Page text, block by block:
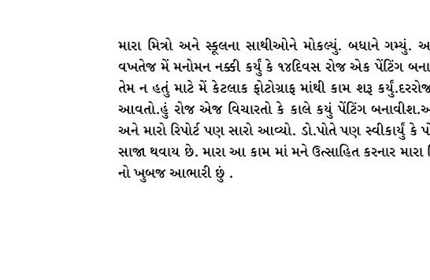
મારા મિત્રો અને સ્કૂલના સાથીઓને મોકલ્યું. બધાને ગમ્યું.
વખતેજ મેં મનોમન નક્કી કર્યું કે ૧૪દિવસ રોજ એક પેંટિંગ
તેમ ન હતું માટે મેં કેટલાક ફોટોગ્રાફ માંથી કામ શરૂ
આવતો.હું રોજ એજ વિચારતો કે કાલે કયું પેંટિંગ
અને મારો રિપોર્ટ પણ સારો આવ્યો. ડો.પોતે પણ સ્વીકાર્યું કે
સાજા થવાય છે. મારા આ કામ માં મને ઉત્સાહિત કરનાર મારા
નો ખુબજ આભારી છું .